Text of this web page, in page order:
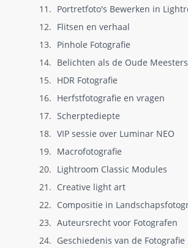
11.
12. Flitsen en verhaal
13. Pinhole Fotografie
14. Belichten als de Oude Meesters
15. HDR Fotografie
16. Herfstfotografie en vragen
17. Scherptediepte
18. VIP sessie over Luminar NEO
19. Macrofotografie
20. Lightroom Classic Modules
21. Creative light art
22. Compositie in
23. Auteursrecht voor Fotografen
24. Geschiedenis van de Fotografie